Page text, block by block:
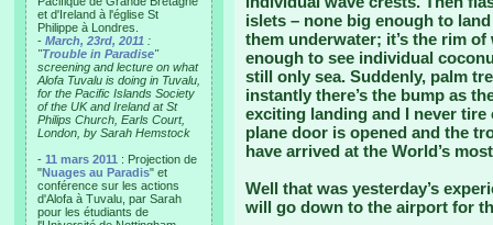
et d'Ireland à l'église St
Philippe à Londres.
- March, 23rd, 2011 :
"Trouble in Paradise"
screening and lecture on what
Alofa Tuvalu is doing in Tuvalu,
for the Pacific Islands Society
of the UK and Ireland at St
Philips Church, Earls Court,
London, by Sarah Hemstock
- 11 mars 2011 : Projection de
"Nuages au Paradis" et
conférence sur les actions
d'Alofa à Tuvalu, par Sarah
pour les étudiants de
islets – none big enough to
them underwater; it’s the rim
enough to see individual
still only sea. Suddenly, palm
instantly there’s the bump as
exciting landing and I never tire
plane door is opened and the
have arrived at the World’s
Well that was yesterday’s
will go down to the airport for